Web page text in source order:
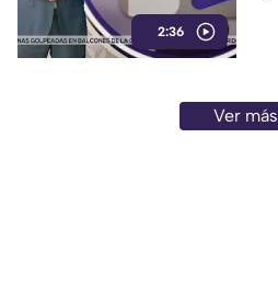
2:36
Ver más